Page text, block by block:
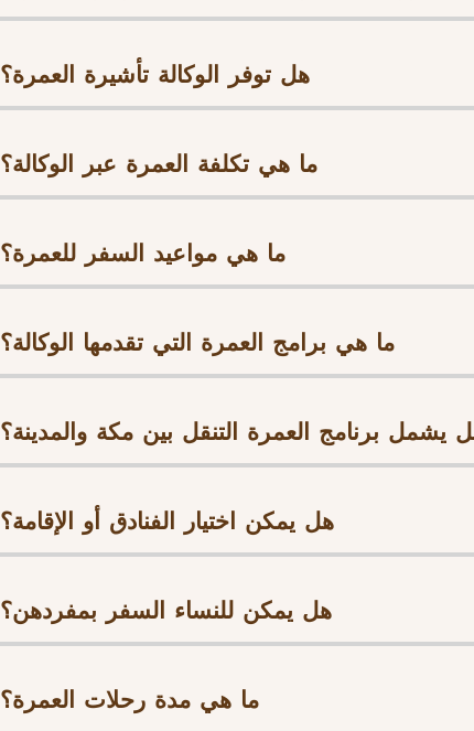
هل توفر الوكالة تأشيرة العمرة؟
ما هي تكلفة العمرة عبر الوكالة؟
ما هي مواعيد السفر للعمرة؟
ما هي برامج العمرة التي تقدمها الوكالة؟
يشمل برنامج العمرة التنقل بين مكة والمدينة؟
هل يمكن اختيار الفنادق أو الإقامة؟
هل يمكن للنساء السفر بمفردهن؟
ما هي مدة رحلات العمرة؟